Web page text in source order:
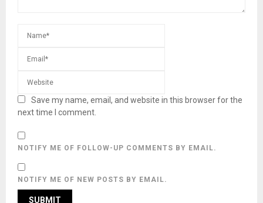
Save my name, email, and website in this browser for the
next time I comment.
NOTIFY ME OF FOLLOW-UP COMMENTS BY EMAIL.
NOTIFY ME OF NEW POSTS BY EMAIL.